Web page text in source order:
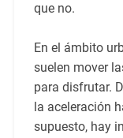
que no.
En el ámbito
suelen mover
para disfrutar.
la aceleración
supuesto, hay